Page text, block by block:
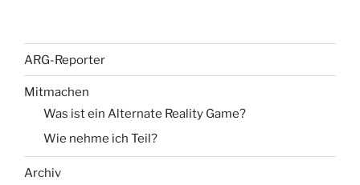
ARG-Reporter
Mitmachen
Was ist ein Alternate Reality Game?
Wie nehme ich Teil?
Archiv